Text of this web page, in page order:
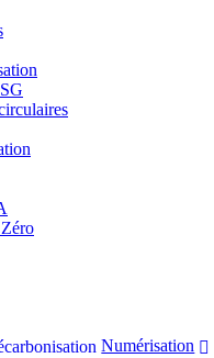
Numérisation